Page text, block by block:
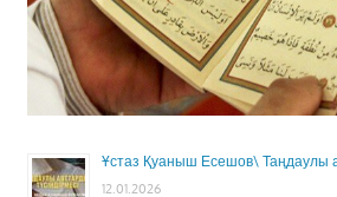
Ұстаз Қуаныш Есешов\ Таңдаулы
12.01.2026